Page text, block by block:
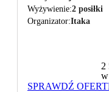
Wyżywienie 2 posiłki
Organizator Itaka
2
w
SPRAWDŹ